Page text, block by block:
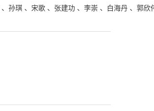
、 孙琪 、 宋歌 、 张建功 、 李崇 、 白海丹 、 郭欣